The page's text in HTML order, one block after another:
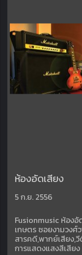
ห้องอัดเสียง
5 ก.ย. 2556
Fusionmusic ห้อง
เกษตร ซอยงามวง
สารคดี,พากย์เสียง,
การแสดงแสงสีเสีย